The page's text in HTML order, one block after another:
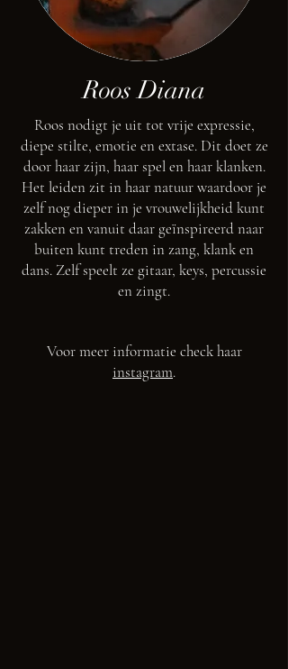
Roos Diana
Roos nodigt je uit tot vrije expressie,
diepe stilte, emotie en extase. Dit doet ze
door haar zijn, haar spel en haar klanken.
Het leiden zit in haar natuur waardoor je
zelf nog dieper in je vrouwelijkheid kunt
zakken en vanuit daar geïnspireerd naar
buiten kunt treden in zang, klank en
dans. Zelf speelt ze gitaar, keys, percussie
en zingt.
Voor meer informatie check haar
instagram.